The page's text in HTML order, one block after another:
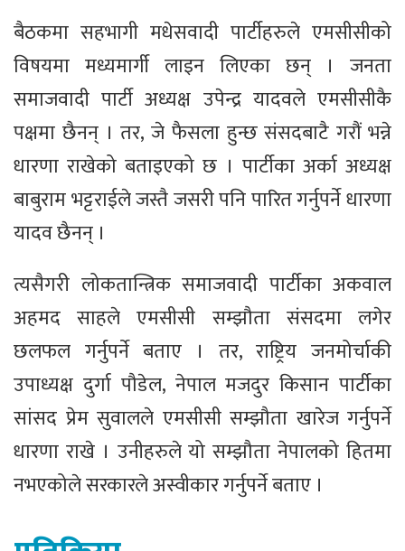
बैठकमा सहभागी मधेसवादी पार्टीहरुले एमसीसीको
विषयमा मध्यमार्गी लाइन लिएका छन् । जनता
समाजवादी पार्टी अध्यक्ष उपेन्द्र यादवले एमसीसीकै
पक्षमा छैनन् । तर, जे फैसला हुन्छ संसदबाटै गरौं भन्ने
धारणा राखेको बताइएको छ । पार्टीका अर्का अध्यक्ष
बाबुराम भट्टराईले जस्तै जसरी पनि पारित गर्नुपर्ने धारणा
यादव छैनन् ।
त्यसैगरी लोकतान्त्रिक समाजवादी पार्टीका अकवाल
अहमद साहले एमसीसी सम्झौता संसदमा लगेर
छलफल गर्नुपर्ने बताए । तर, राष्ट्रिय जनमोर्चाकी
उपाध्यक्ष दुर्गा पौडेल, नेपाल मजदुर किसान पार्टीका
सांसद प्रेम सुवालले एमसीसी सम्झौता खारेज गर्नुपर्ने
धारणा राखे । उनीहरुले यो सम्झौता नेपालको हितमा
नभएकोले सरकारले अस्वीकार गर्नुपर्ने बताए ।